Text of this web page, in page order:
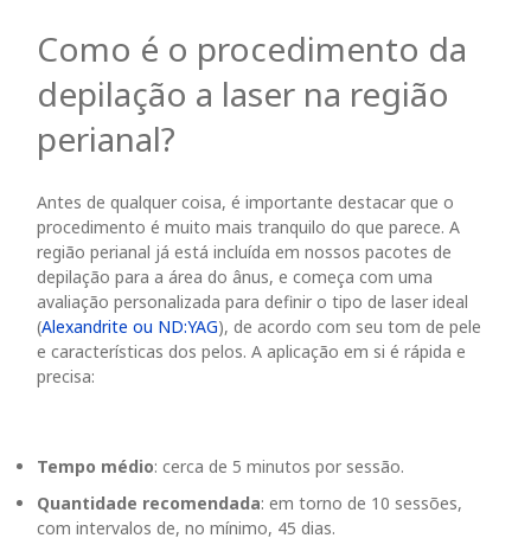
Como é o procedimento da
depilação a laser na região
perianal?
Antes de qualquer coisa, é importante destacar que o
procedimento é muito mais tranquilo do que parece. A
região perianal já está incluída em nossos pacotes de
depilação para a área do ânus, e começa com uma
avaliação personalizada para definir o tipo de laser ideal
(Alexandrite ou ND:YAG), de acordo com seu tom de pele
e características dos pelos. A aplicação em si é rápida e
precisa:
Tempo médio: cerca de 5 minutos por sessão.
Quantidade recomendada: em torno de 10 sessões,
com intervalos de, no mínimo, 45 dias.